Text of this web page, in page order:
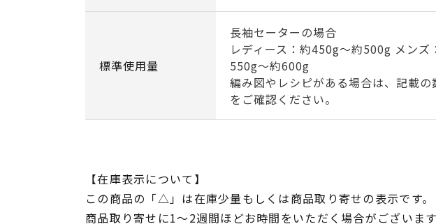
標準使用量
長袖セーターの場合
レディース：約450g～約500g メンズ
550g～約600g
編み図やレシピがある場合は、記載の
をご確認ください。
【在庫表示について】
この商品の「△」は在庫少量もしくは商品取り寄せの表示です。
商品取り寄せに1～2週間ほどお時間をいただく場合がございま